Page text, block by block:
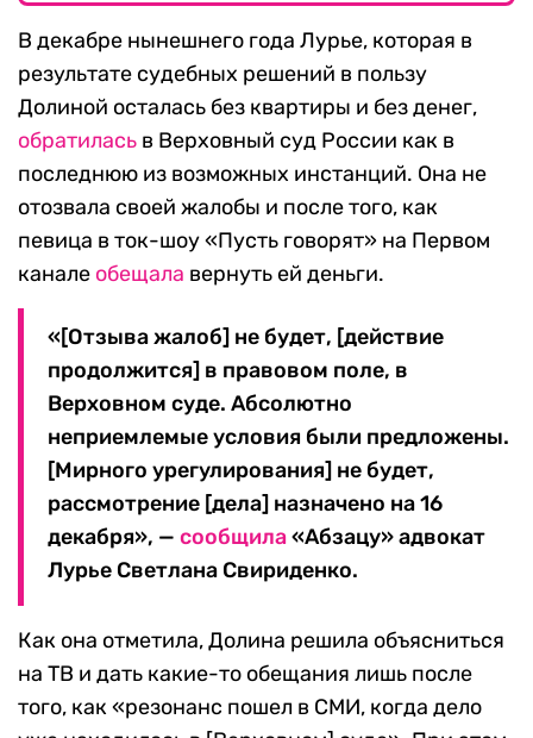
В декабре нынешнего года Лурье, которая в
результате судебных решений в пользу
Долиной осталась без квартиры и без денег,
обратилась в Верховный суд России как в
последнюю из возможных инстанций. Она не
отозвала своей жалобы и после того, как
певица в ток-шоу «Пусть говорят» на Первом
канале обещала вернуть ей деньги.
«[Отзыва жалоб] не будет, [действие
продолжится] в правовом поле, в
Верховном суде. Абсолютно
неприемлемые условия были предложены.
[Мирного урегулирования] не будет,
рассмотрение [дела] назначено на 16
декабря», — сообщила«Абзацу» адвокат
Лурье Светлана Свириденко.
Как она отметила, Долина решила объясниться
на ТВ и дать какие-то обещания лишь после
того, как «резонанс пошел в СМИ, когда дело